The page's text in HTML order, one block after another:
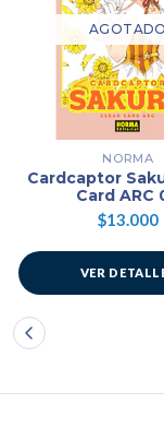
AGOTADO
NORMA
Cardcaptor
Card ARC
$13.000
VER